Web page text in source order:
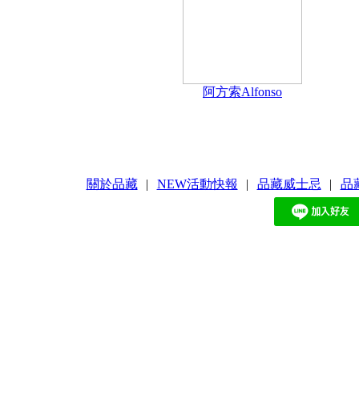
阿方索Alfonso
關於品藏 | NEW活動快報 | 品藏威士忌 | 品